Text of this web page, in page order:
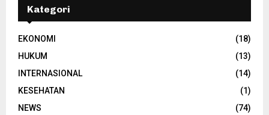
Kategori
EKONOMI
(18)
HUKUM
(13)
INTERNASIONAL
(14)
KESEHATAN
(1)
NEWS
(74)